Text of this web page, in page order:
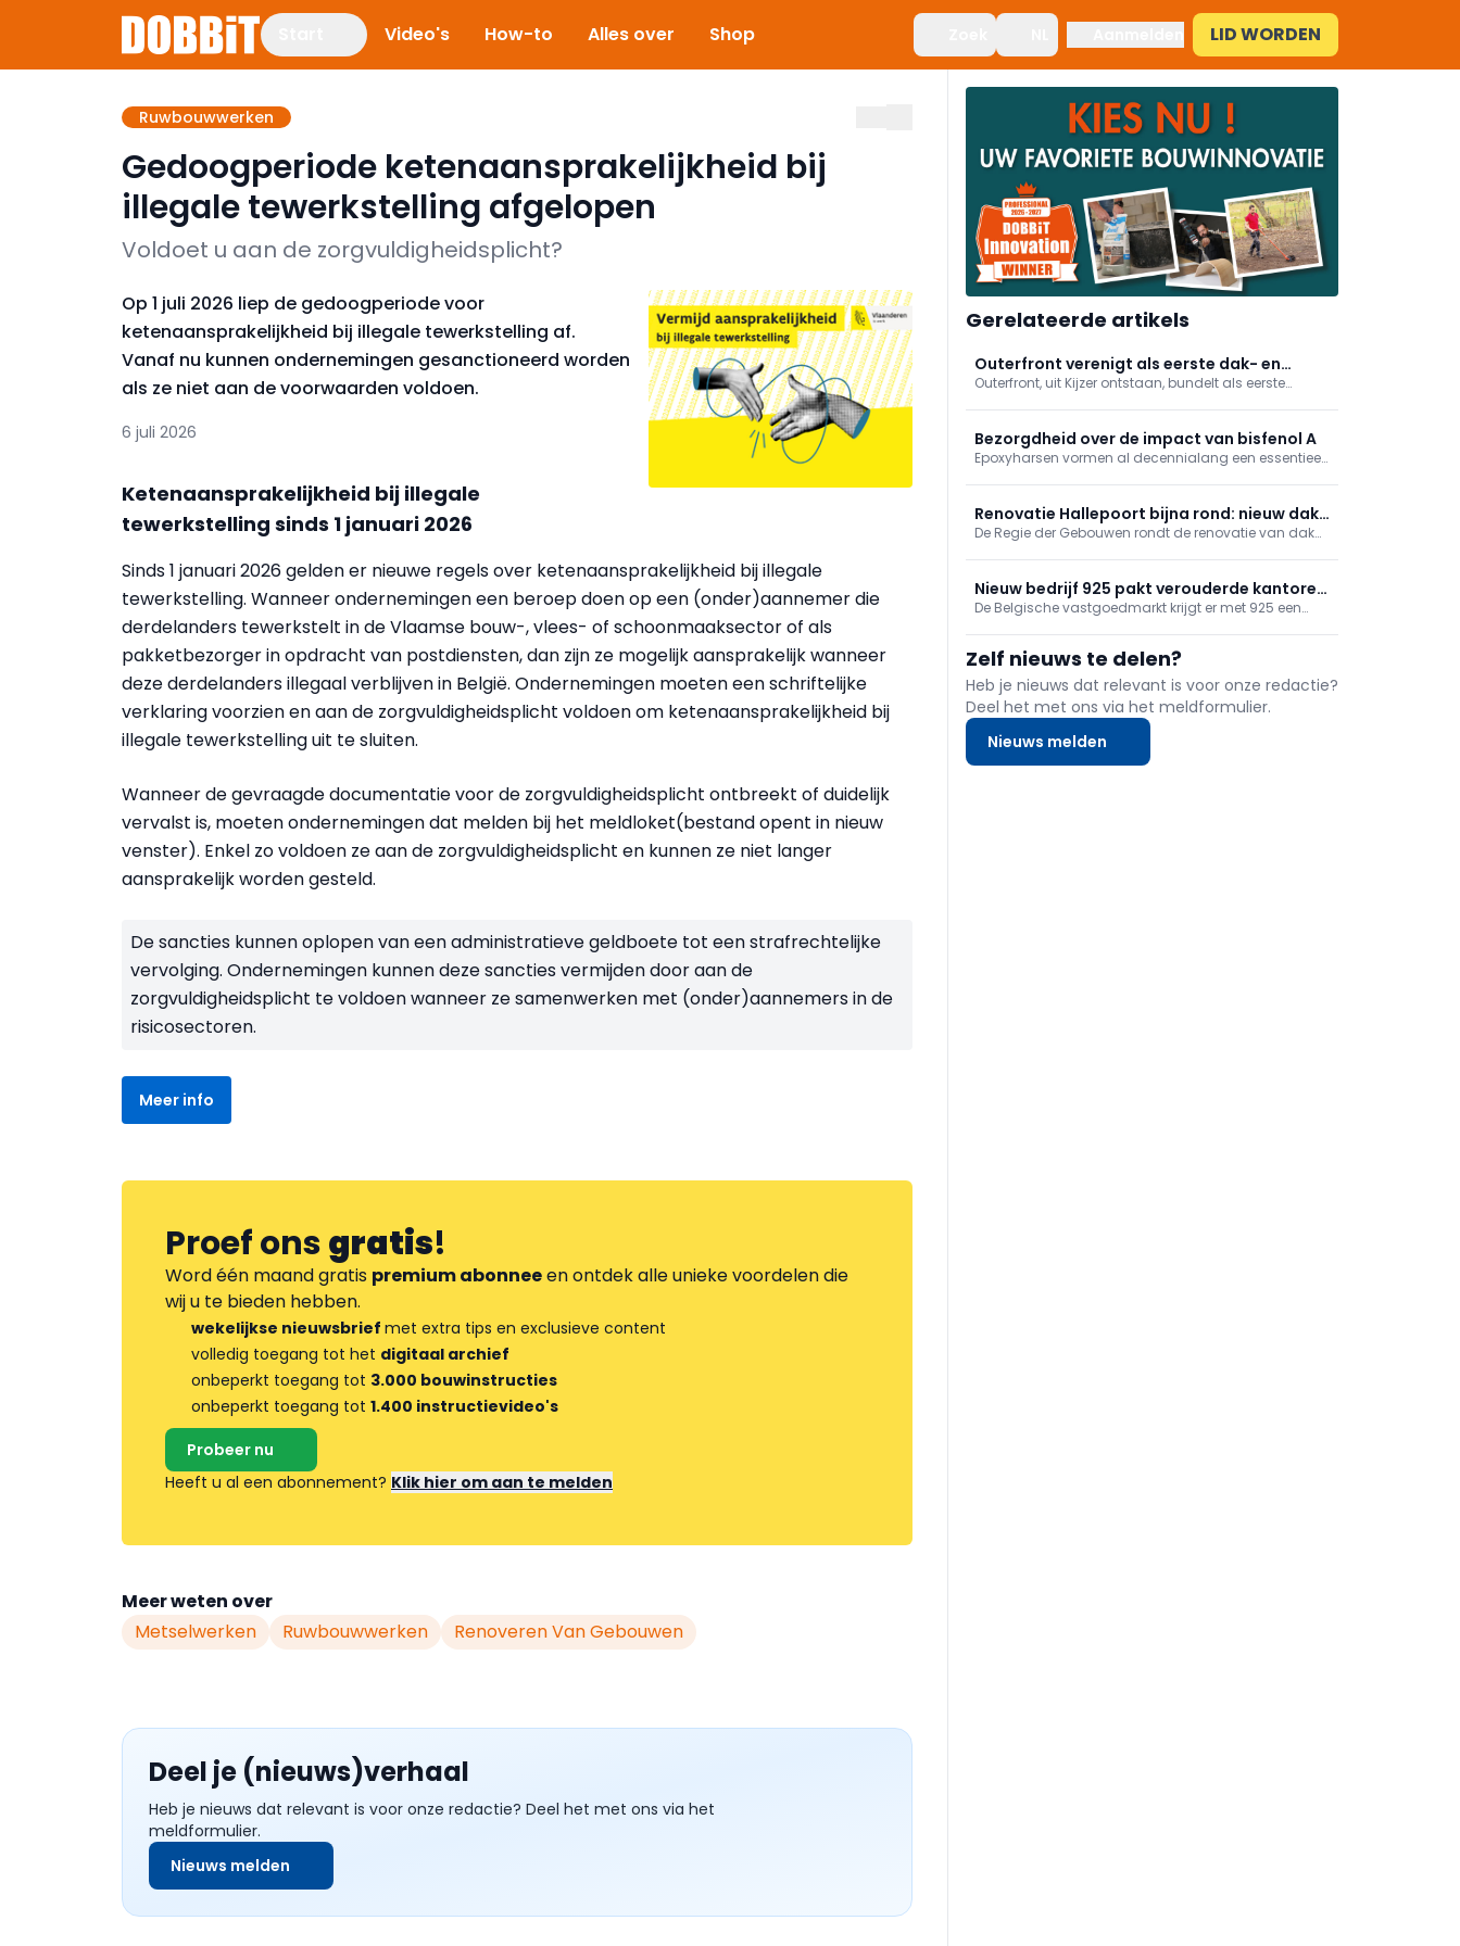
Video's How-to Alles over Shop LID WORDEN
Ruwbouwwerken
Gedoogperiode ketenaansprakelijkheid bij
illegale tewerkstelling afgelopen
Voldoet u aan de zorgvuldigheidsplicht?
Op 1 juli 2026 liep de gedoogperiode voor
ketenaansprakelijkheid bij illegale tewerkstelling af.
Vanaf nu kunnen ondernemingen gesanctioneerd worden
als ze niet aan de voorwaarden voldoen.
6 juli 2026
Ketenaansprakelijkheid bij illegale
tewerkstelling sinds 1 januari 2026
Sinds 1 januari 2026 gelden er nieuwe regels over ketenaansprakelijkheid bij illegale
tewerkstelling. Wanneer ondernemingen een beroep doen op een (onder)aannemer die
derdelanders tewerkstelt in de Vlaamse bouw-, vlees- of schoonmaaksector of als
pakketbezorger in opdracht van postdiensten, dan zijn ze mogelijk aansprakelijk wanneer
deze derdelanders illegaal verblijven in België. Ondernemingen moeten een schriftelijke
verklaring voorzien en aan de zorgvuldigheidsplicht voldoen om ketenaansprakelijkheid bij
illegale tewerkstelling uit te sluiten.
Wanneer de gevraagde documentatie voor de zorgvuldigheidsplicht ontbreekt of duidelijk
vervalst is, moeten ondernemingen dat melden bij het meldloket(bestand opent in nieuw
venster). Enkel zo voldoen ze aan de zorgvuldigheidsplicht en kunnen ze niet langer
aansprakelijk worden gesteld.
De sancties kunnen oplopen van een administratieve geldboete tot een strafrechtelijke
vervolging. Ondernemingen kunnen deze sancties vermijden door aan de
zorgvuldigheidsplicht te voldoen wanneer ze samenwerken met (onder)aannemers in de
risicosectoren.
Meer info
Proef onsgratis!
Word één maand gratis premium abonneeen ontdek alle unieke voordelen die
wij u te bieden hebben.
wekelijkse nieuwsbrief met extra tips en exclusieve content
volledig toegang tot het digitaal archief
onbeperkt toegang tot 3.000 bouwinstructies
onbeperkt toegang tot 1.400 instructievideo's
Probeer nu
Heeft u al een abonnement? Klik hier om aan te melden
Meer weten over
Metselwerken
Ruwbouwwerken Renoveren Van Gebouwen
Deel je (nieuws)verhaal
Heb je nieuws dat relevant is voor onze redactie? Deel het met ons via het
meldformulier.
Nieuws melden
Gerelateerde artikels
Outerfront verenigt als eerste dak- en
gevelspecialisten in bouwgroep
Outerfront, uit Kijzer ontstaan, bundelt als eerste
en marketing, terwijl merken behouden blijven. Kijzer,
Roof Projects en ASP Gevels zijn al aangesloten.
Bezorgdheid over de impact van bisfenol A
Epoxyharsen vormen al decennialang een essentieel
veeleisende toepassingen. Ze zijn immers bijzonder
sterk en slijtvast. Maar tegelijkertijd groeit de
bezorgdheid over de impact van bisfenol A, een
veelgebruikte bouwsteen van deze harsen.
Renovatie Hallepoort bijna rond: nieuw dak,
schrijnwerk gerestaureerd
De Regie der Gebouwen rondt de renovatie van dak
kostprijs €1,6 miljoen met steun van de Nationale
Loterij. Het museum blijft open; weergang heropent
september 2026.
Nieuw bedrijf 925 pakt verouderde kantoren
aan met totaalrenovaties
De Belgische vastgoedmarkt krijgt er met 925 een
Volgens recente cijfers van JLL voldoet ongeveer 50
procent van de kantoorgebouwen ...
Zelf nieuws te delen?
Heb je nieuws dat relevant is voor onze redactie?
Deel het met ons via het meldformulier.
Nieuws melden